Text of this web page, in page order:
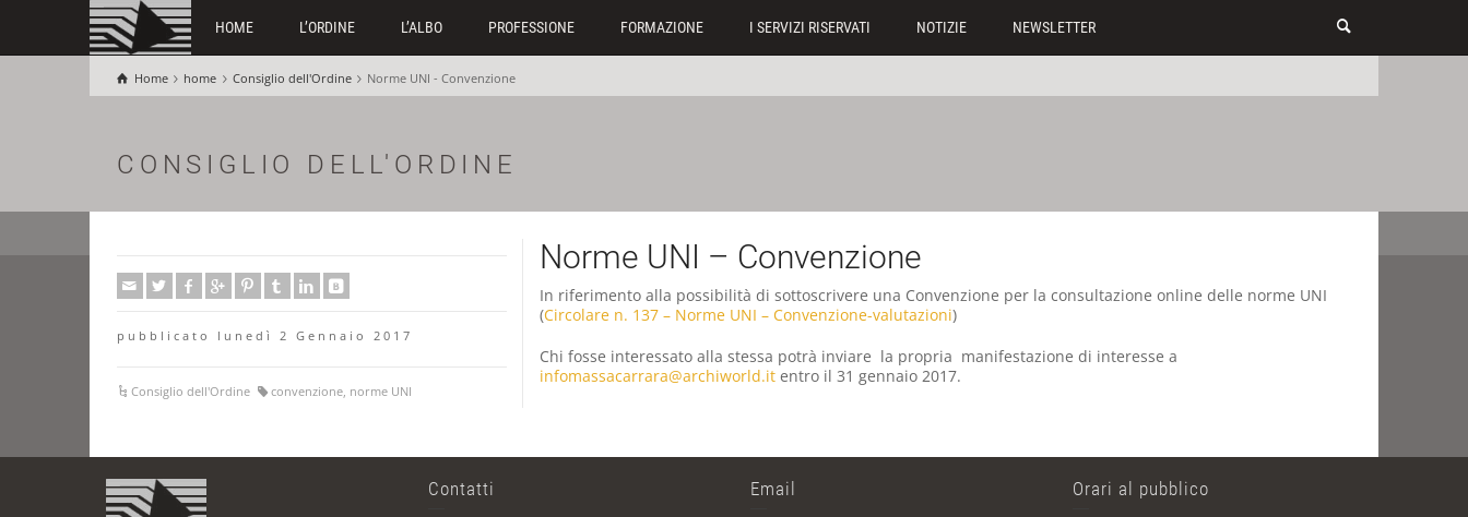
HOME L’ORDINE L’ALBO PROFESSIONE FORMAZIONE I SERVIZI RISERVATI NOTIZIE NEWSLETTER
Home home Consiglio dell'Ordine Norme UNI - Convenzione
CONSIGLIO DELL'ORDINE
pubblicato lunedì 2 Gennaio 2017
Consiglio dell'Ordine convenzione, norme UNI
Norme UNI – Convenzione
In riferimento alla possibilità di sottoscrivere una Convenzione per la consultazione online delle norme UNI
(Circolare n. 137 – Norme UNI – Convenzione-valutazioni)
Chi fosse interessato alla stessa potrà inviare la propria manifestazione di interesse a
infomassacarrara@archiworld.itentro il 31 gennaio 2017.
Contatti Email Orari al pubblico